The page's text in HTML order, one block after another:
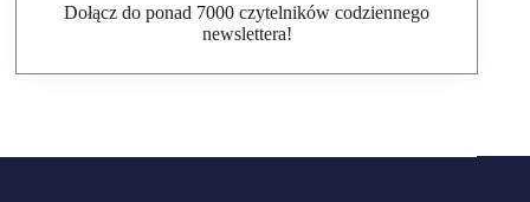
Dołącz do ponad 7000 czytelników codziennego
newslettera!